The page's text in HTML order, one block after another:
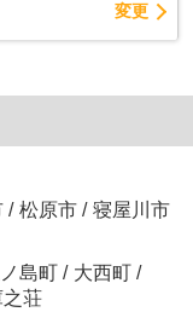
変更
/ 松原市 / 寝屋川市
ノ島町 / 大西町 /
荘